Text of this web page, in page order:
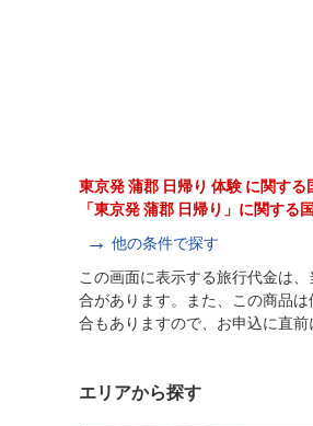
東京発 蒲郡 日帰り 体験 に関す
「東京発 蒲郡 日帰り」に関する
他の条件で探す
この画面に表示する旅行代金は
合があります。また、この商品
合もありますので、お申込に直前
エリアから探す